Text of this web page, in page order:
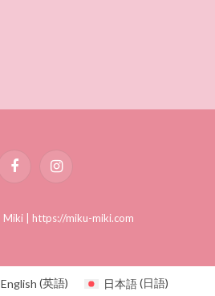
FacebookInstagram
| https://miku-miki.com
English (英語) 日本語(日語)